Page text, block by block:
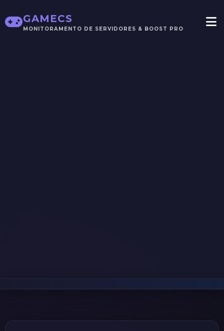
GAMECS
MONITORAMENTO DE SERVIDORES & BOOST PRO